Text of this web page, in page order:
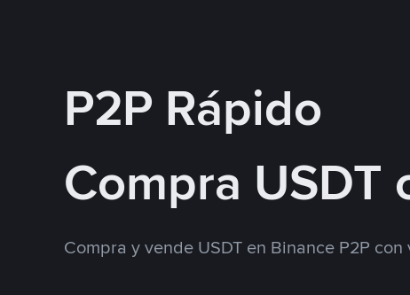
P2P Rápido
Compra USDT
Compra y vende USDT en Binance P2P